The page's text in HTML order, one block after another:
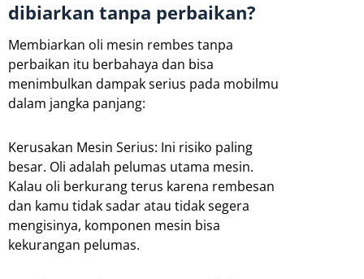
dibiarkan tanpa perbaikan?
Membiarkan oli mesin rembes tanpa
perbaikan itu berbahaya dan bisa
menimbulkan dampak serius pada mobilmu
dalam jangka panjang:
Kerusakan Mesin Serius: Ini risiko paling
besar. Oli adalah pelumas utama mesin.
Kalau oli berkurang terus karena rembesan
dan kamu tidak sadar atau tidak segera
mengisinya, komponen mesin bisa
kekurangan pelumas.